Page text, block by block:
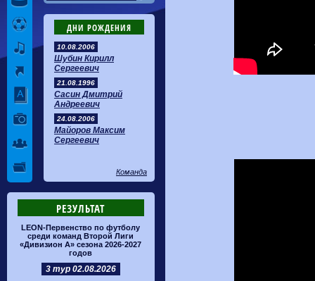
ДНИ РОЖДЕНИЯ
10.08.2006
Шубин Кирилл
Сергеевич
21.08.1996
Сасин Дмитрий
Андреевич
24.08.2006
Майоров Максим
Сергеевич
Команда
РЕЗУЛЬТАТ
LEON-Первенство по футболу
среди команд Второй Лиги
«Дивизион А» сезона 2026-2027
годов
3 тур 02.08.2026